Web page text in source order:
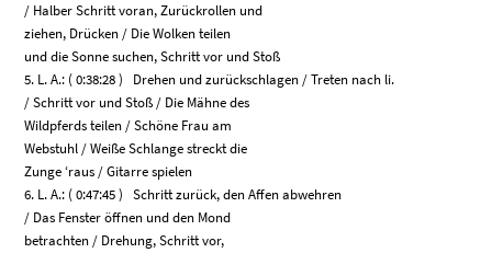
/ Halber Schritt voran, Zurückrollen und
ziehen, Drücken / Die Wolken teilen
und die Sonne suchen, Schritt vor und Stoß
5. L. A.: ( 0:38:28 ) Drehen und zurückschlagen / Treten nach li.
/ Schritt vor und Stoß / Die Mähne des
Wildpferds teilen / Schöne Frau am
Webstuhl / Weiße Schlange streckt die
Zunge ‘raus / Gitarre spielen
6. L. A.: ( 0:47:45 ) Schritt zurück, den Affen abwehren
/ Das Fenster öffnen und den Mond
betrachten / Drehung, Schritt vor,